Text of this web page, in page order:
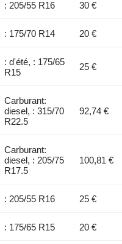
: 205/55 R16 30 €
: 175/70 R14 20 €
: d'été, : 175/65
R15
25 €
Carburant:
diesel, : 315/70
R22.5
92,74 €
Carburant:
diesel, : 205/75
R17.5
100,81 €
: 205/55 R16 25 €
: 175/65 R15 20 €